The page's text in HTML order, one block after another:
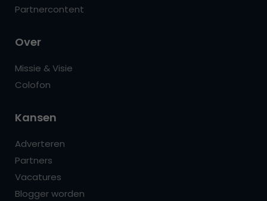
Partnercontent
Over
Missie & Visie
Colofon
Kansen
Adverteren
Partners
Vacatures
Blogger worden